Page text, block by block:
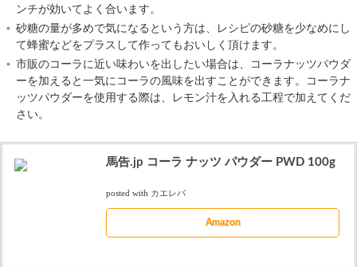
ンチが効いてよく合います。
砂糖の量が多めで気になるという方は、レシピの砂糖を少なめにし
て蜂蜜などをプラスして作ってもおいしく頂けます。
市販のコーラに近い味わいを出したい場合は、コーラナッツパウダ
ーを加えると一気にコーラの風味を出すことができます。コーラナ
ッツパウダーを使用する際は、レモン汁を入れる工程で加えてくだ
さい。
馬告.jp コーラ ナッツ パウダー PWD 100g
posted with カエレバ
Amazon